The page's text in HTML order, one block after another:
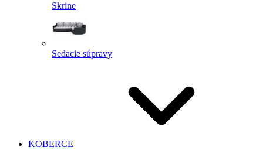
Skrine
Sedacie súpravy
KOBERCE